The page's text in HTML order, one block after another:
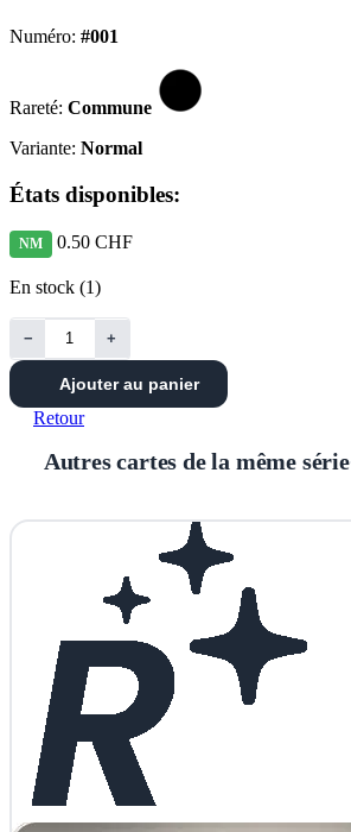
Numéro: #001
Rareté: Commune
Variante: Normal
États disponibles:
NM 0.50 CHF
En stock (1)
− +
Ajouter au panier
Retour
Autres cartes de la même série